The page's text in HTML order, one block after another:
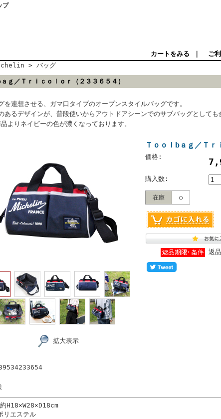
プ
カートをみる ご
> バッグ
ｇ／Ｔｒｉｃｏｌｏｒ（２３３６５４）
を連想させる、ガマ口タイプのオープンスタイルバッグです。
あるデザインが、普段使いからアウトドアシーンでのサブバッグとしても
よりネイビーの色が濃くなっております。
拡大表示
Ｔｏｏｌbａｇ／Ｔｒ
価格:
購入数:
在庫 ○
返
エステル